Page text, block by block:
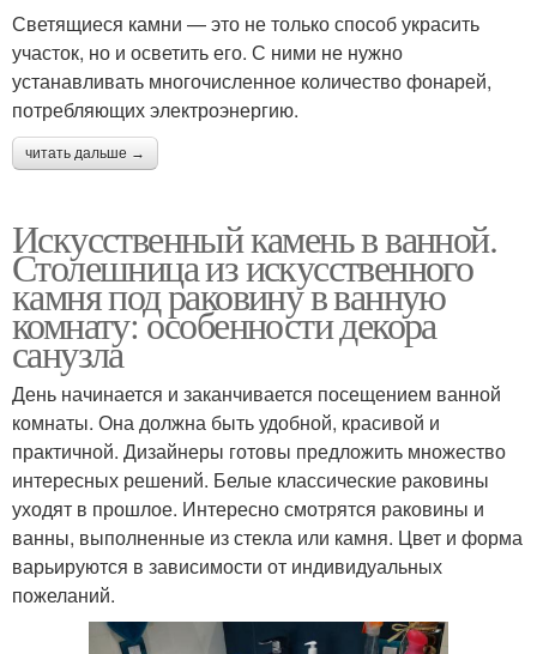
Светящиеся камни — это не только способ украсить
участок, но и осветить его. С ними не нужно
устанавливать многочисленное количество фонарей,
потребляющих электроэнергию.
читать дальше →
Искусственный камень в ванной.
Столешница из искусственного
камня под раковину в ванную
комнату: особенности декора
санузла
День начинается и заканчивается посещением ванной
комнаты. Она должна быть удобной, красивой и
практичной. Дизайнеры готовы предложить множество
интересных решений. Белые классические раковины
уходят в прошлое. Интересно смотрятся раковины и
ванны, выполненные из стекла или камня. Цвет и форма
варьируются в зависимости от индивидуальных
пожеланий.